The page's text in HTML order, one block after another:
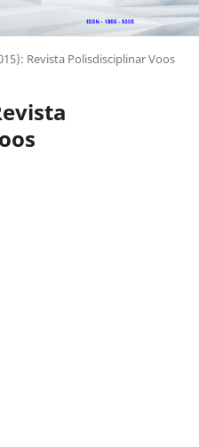
Revista Polisdisciplinar Voos